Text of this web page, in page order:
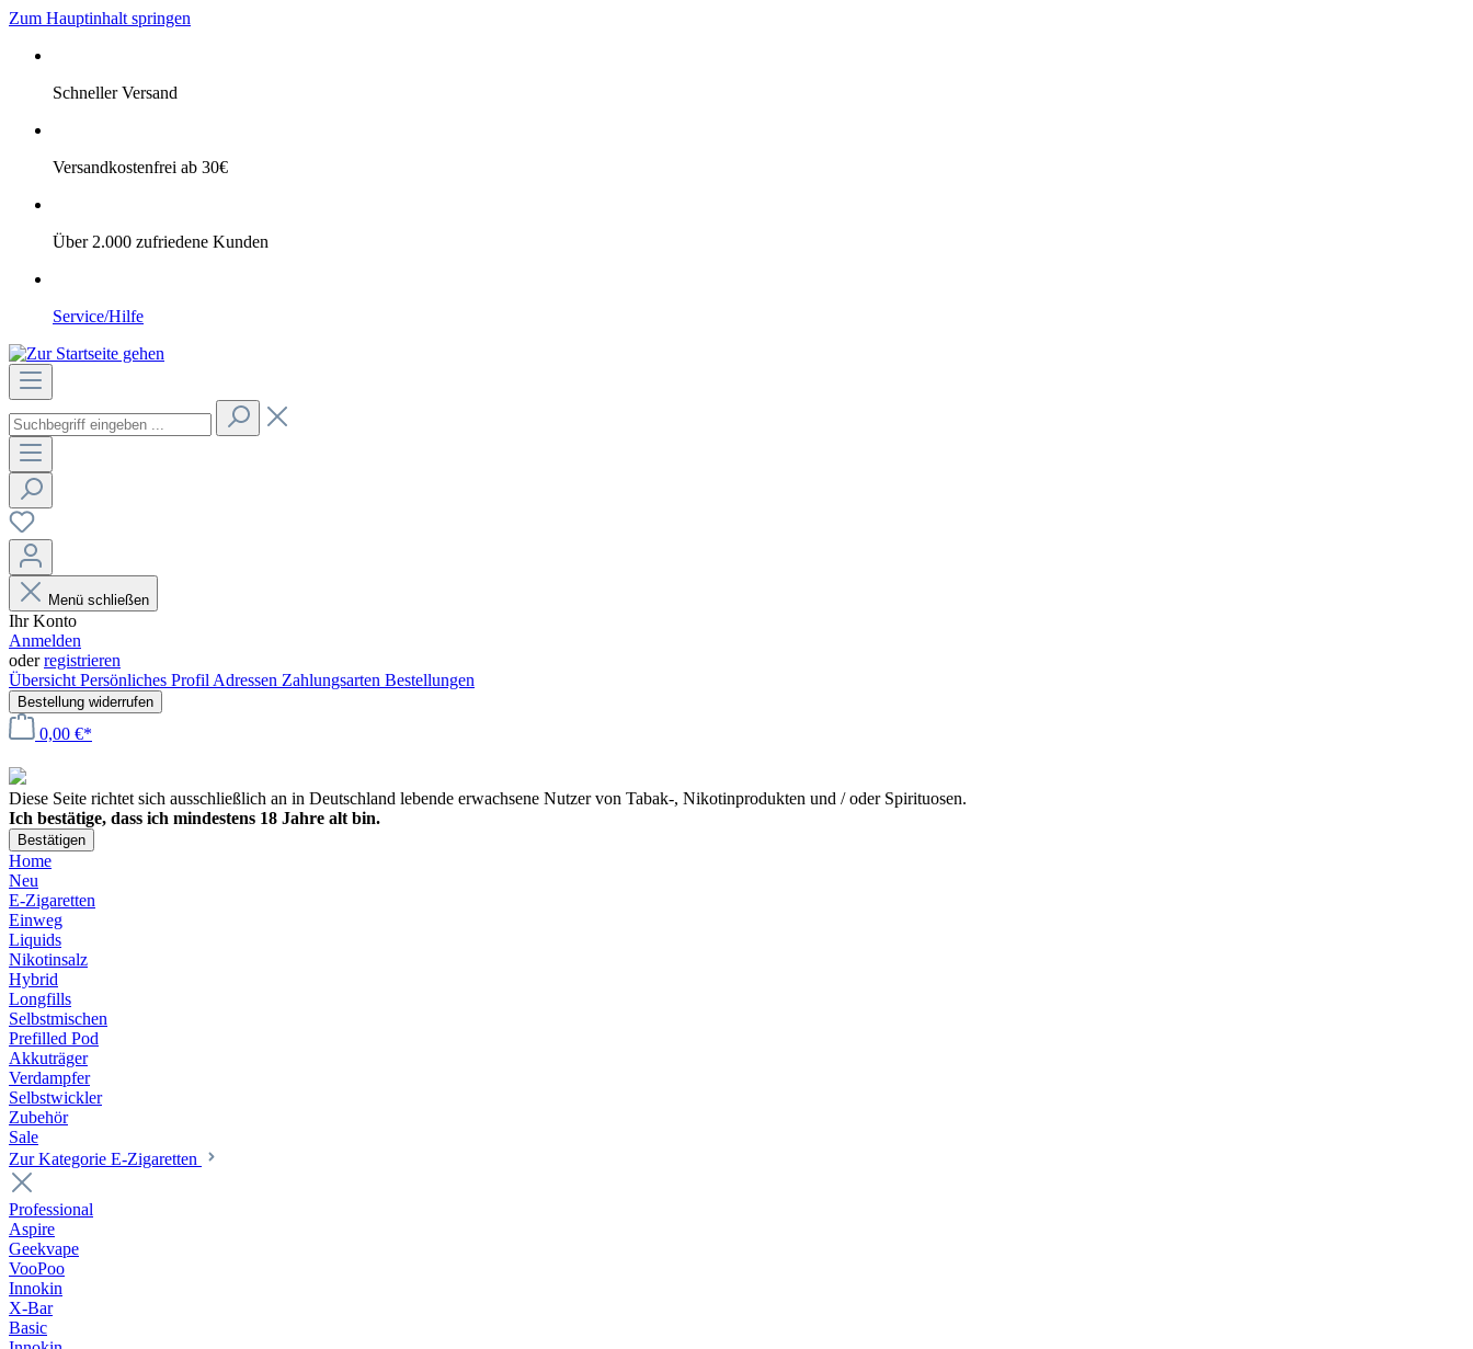
Zum Hauptinhalt springen
Schneller Versand
Versandkostenfrei ab 30€
Über 2.000 zufriedene Kunden
Service/Hilfe
Menü schließen
Ihr Konto
Anmelden
oderregistrieren
Übersicht Persönliches Profil Adressen Zahlungsarten Bestellungen
Bestellung widerrufen
0,00 €*
Diese Seite richtet sich ausschließlich an in Deutschland lebende erwachsene Nutzer von Tabak-, Nikotinprodukten und / oder Spirituosen.
Ich bestätige, dass ich mindestens 18 Jahre alt bin.
Bestätigen
Home
Neu
E-Zigaretten
Einweg
Liquids
Nikotinsalz
Hybrid
Longfills
Selbstmischen
Prefilled Pod
Akkuträger
Verdampfer
Selbstwickler
Zubehör
Sale
Zur Kategorie E-Zigaretten
Professional
Aspire
Geekvape
VooPoo
Innokin
X-Bar
Basic